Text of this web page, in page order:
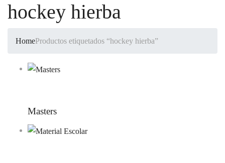
hockey hierba
HomeProductos etiquetados “hockey hierba”
Masters